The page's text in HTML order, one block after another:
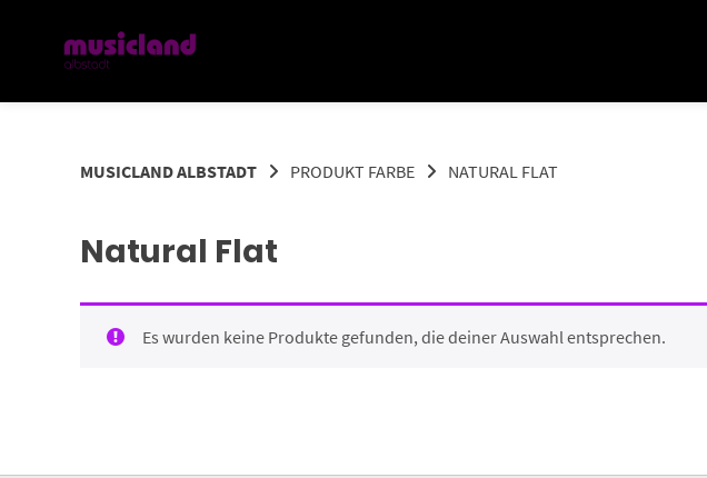
MUSICLAND ALBSTADT PRODUKT FARBE NATURAL FLAT
Natural Flat
Es wurden keine Produkte gefunden, die deiner Auswahl entsprechen.